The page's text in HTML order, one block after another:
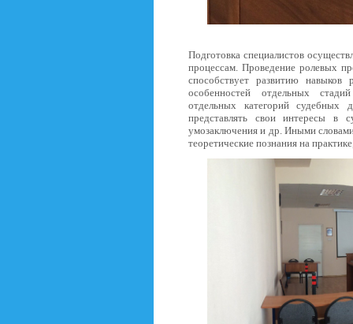
Подготовка специалистов
процессам. Проведение ролевых
способствует развитию
особенностей отдельных
отдельных категорий судебных
представлять свои интересы в
умозаключения и др. Иными
теоретические познания на